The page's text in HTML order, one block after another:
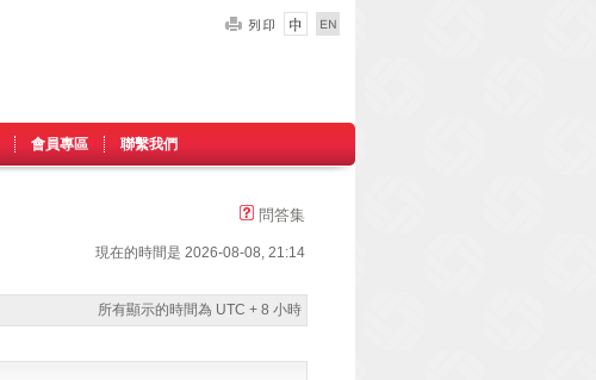
會員專區 聯繫我們
問答集
現在的時間是 2026-08-08, 21:14
所有顯示的時間為 UTC + 8 小時